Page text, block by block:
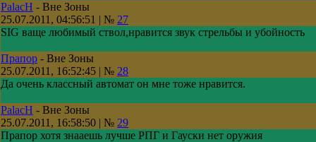
PalacH - Вне Зоны
25.07.2011, 04:56:51 | № 27
SIG ваще любимый ствол,нравится звук стрельбы и убойность
Прапор - Вне Зоны
25.07.2011, 16:52:45 | № 28
Да очень классный автомат он мне тоже нравится.
PalacH - Вне Зоны
25.07.2011, 16:58:50 | № 29
Прапор хотя знааешь лучше РПГ и Гауски нет оружия